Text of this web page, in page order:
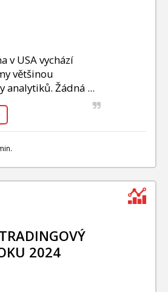
v USA vychází
většinou
analytiků. Žádná ...
2024